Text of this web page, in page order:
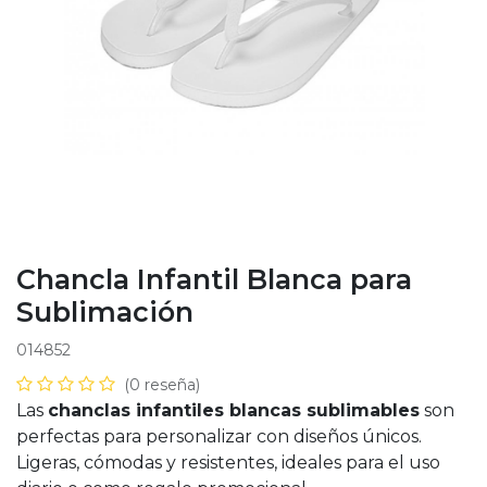
Chancla Infantil Blanca para
Sublimación
014852
(0 reseña)
Las chanclas infantiles blancas sublimables son
perfectas para personalizar con diseños únicos.
Ligeras, cómodas y resistentes, ideales para el uso